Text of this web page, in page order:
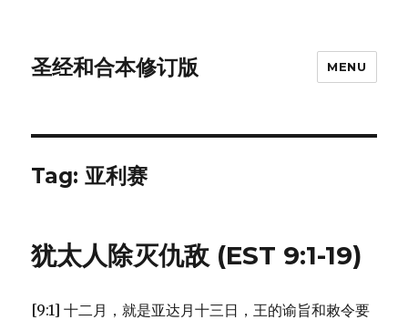
圣经和合本修订版 MENU
Tag: 亚利赛
犹太人除灭仇敌 (EST 9:1-19)
[9:1] 十二月，就是亚达月十三日，王的谕旨和敕令要